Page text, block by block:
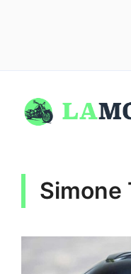
contenuto
Simone